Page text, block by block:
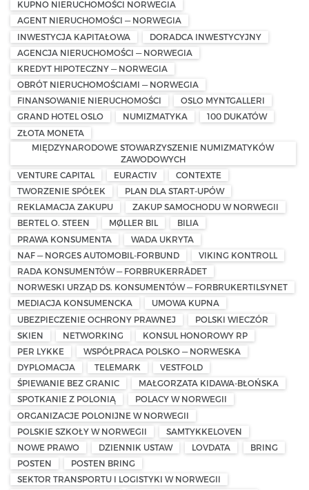
KUPNO NIERUCHOMOŚCI NORWEGIA
AGENT NIERUCHOMOŚCI — NORWEGIA
INWESTYCJA KAPITAŁOWA
DORADCA INWESTYCYJNY
AGENCJA NIERUCHOMOŚCI — NORWEGIA
KREDYT HIPOTECZNY — NORWEGIA
OBRÓT NIERUCHOMOŚCIAMI — NORWEGIA
FINANSOWANIE NIERUCHOMOŚCI
OSLO MYNTGALLERI
GRAND HOTEL OSLO
NUMIZMATYKA
100 DUKATÓW
ZŁOTA MONETA
MIĘDZYNARODOWE STOWARZYSZENIE NUMIZMATYKÓW
ZAWODOWYCH
VENTURE CAPITAL
EURACTIV
CONTEXTE
TWORZENIE SPÓŁEK
PLAN DLA START-UPÓW
REKLAMACJA ZAKUPU
ZAKUP SAMOCHODU W NORWEGII
BERTEL O. STEEN
MØLLER BIL
BILIA
PRAWA KONSUMENTA
WADA UKRYTA
NAF — NORGES AUTOMOBIL-FORBUND
VIKING KONTROLL
RADA KONSUMENTÓW — FORBRUKERRÅDET
NORWESKI URZĄD DS. KONSUMENTÓW — FORBRUKERTILSYNET
MEDIACJA KONSUMENCKA
UMOWA KUPNA
UBEZPIECZENIE OCHRONY PRAWNEJ
POLSKI WIECZÓR
SKIEN
NETWORKING
KONSUL HONOROWY RP
PER LYKKE
WSPÓŁPRACA POLSKO — NORWESKA
DYPLOMACJA
TELEMARK
VESTFOLD
ŚPIEWANIE BEZ GRANIC
MAŁGORZATA KIDAWA-BŁOŃSKA
SPOTKANIE Z POLONIĄ
POLACY W NORWEGII
ORGANIZACJE POLONIJNE W NORWEGII
POLSKIE SZKOŁY W NORWEGII
SAMTYKKELOVEN
NOWE PRAWO
DZIENNIK USTAW LOVDATA
BRING
POSTEN
POSTEN BRING
SEKTOR TRANSPORTU I LOGISTYKI W NORWEGII